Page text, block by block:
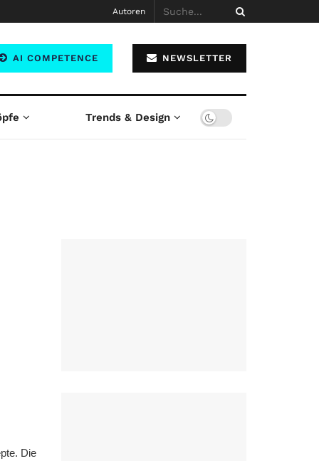
Autoren
AI COMPETENCE NEWSLETTER
Trends & Design
Die